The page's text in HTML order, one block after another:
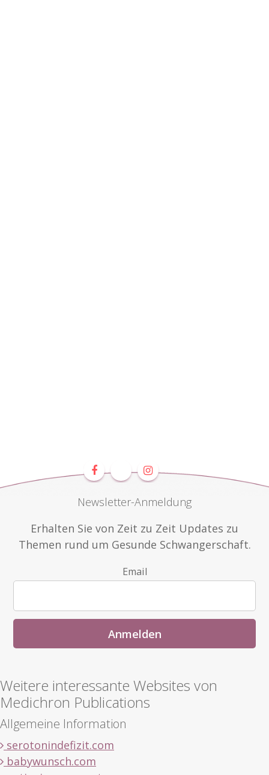
Newsletter-Anmeldung
Erhalten Sie von Zeit zu Zeit Updates zu
Themen rund um Gesunde Schwangerschaft.
Email
Weitere interessante Websites von
Medichron Publications
Allgemeine Information
serotonindefizit.com
babywunsch.com